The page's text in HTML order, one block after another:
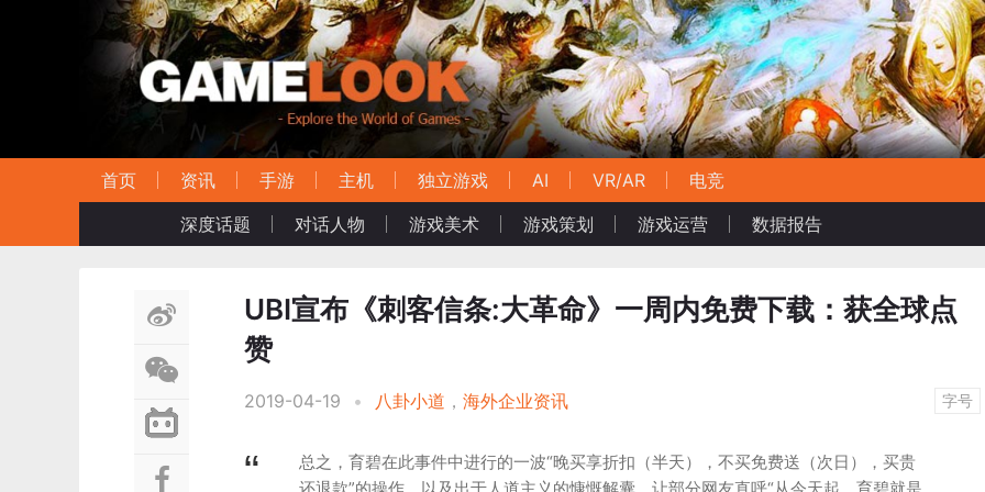
首页 资讯 手游 主机 独立游戏 AI VR/AR
电竞
深度话题
对话人物 游戏美术 游戏策划 游戏运营 数据报告
UBI宣布《刺客信条:大革命》一周内免费下载：获全球点
赞
2019-04-19 • 八卦小道 ， 海外企业资讯 字号
总之，育碧在此事件中进行的一波“晚买享折扣（半天），不买免费送（次日），买贵